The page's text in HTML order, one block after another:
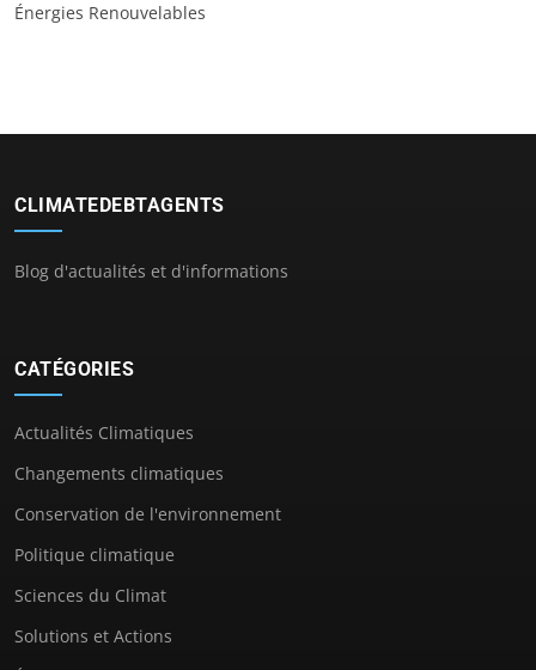
Énergies Renouvelables
CLIMATEDEBTAGENTS
Blog d'actualités et d'informations
CATÉGORIES
Actualités Climatiques
Changements climatiques
Conservation de l'environnement
Politique climatique
Sciences du Climat
Solutions et Actions